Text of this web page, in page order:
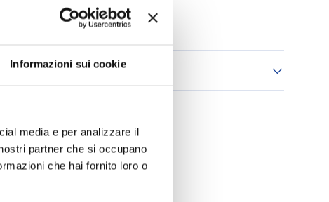
Informazioni sui cookie
media e per analizzare il
partner che si occupano
che hai fornito loro o
Aggiungi ai Preferiti
e consegna